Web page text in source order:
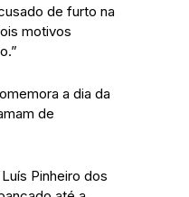
de furto na
motivos
a dia da
de
Pinheiro dos